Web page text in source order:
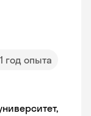
1 год опыта